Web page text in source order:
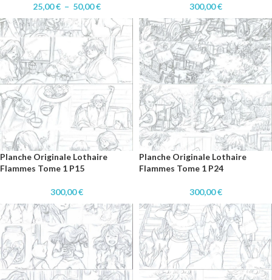
25,00€ – 50,00€ 300,00€
Planche Originale Lothaire
Flammes Tome 1 P15
300,00€
Planche Originale Lothaire
Flammes Tome 1 P24
300,00€